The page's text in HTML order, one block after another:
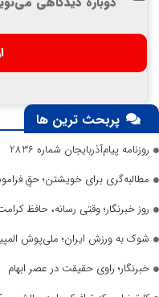
پربحث ترین ها
روزنامه پیام‌آذربایجان شماره 2836
مطالبه‌گری برای خویشتن؛ حقِ
روز خبرنگار؛ وقتی رسانه، حافظ
شوک به ورزش ایران؛ ملی‌پوش
خبرنگار؛ راوی حقیقت در عصر ابهام